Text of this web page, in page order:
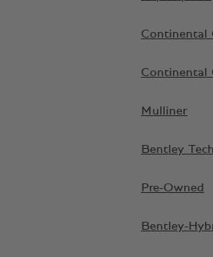
Continental
Continental
Mulliner
Bentley
Pre-Owned
Bentley-